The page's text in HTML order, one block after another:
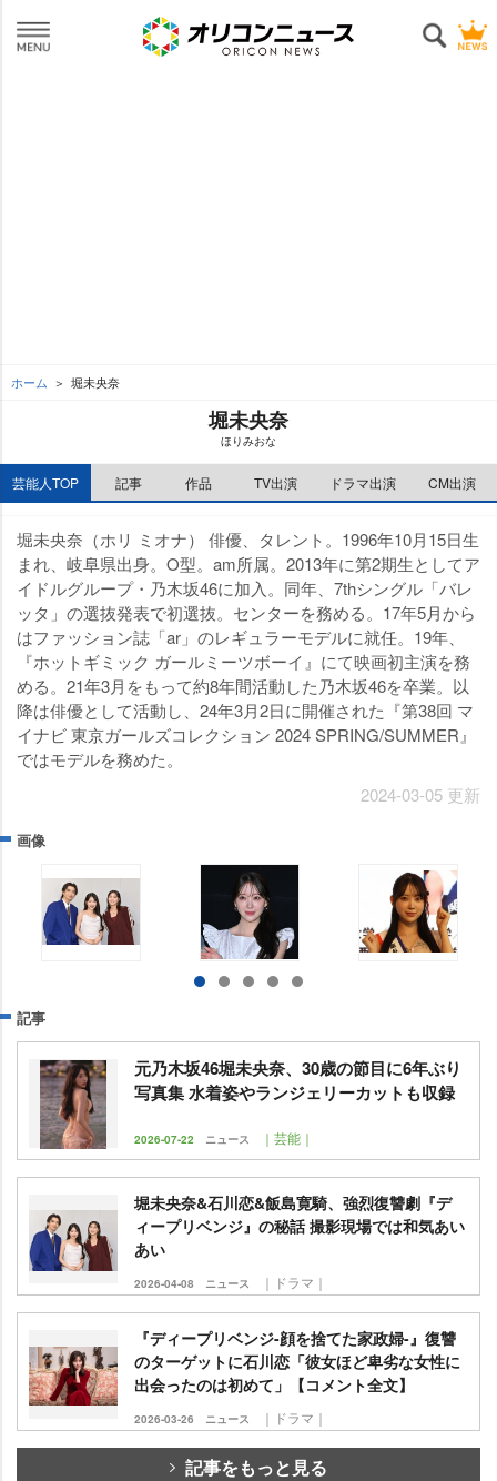
ホーム 堀未央奈
堀未央奈
ほりみおな
芸能人TOP 記事 作品 TV出演 ドラマ出演 CM出演
堀未央奈（ホリ ミオナ） 俳優、タレント。1996年10月15日生
まれ、岐阜県出身。O型。am所属。2013年に第2期生としてア
イドルグループ・乃木坂46に加入。同年、7thシングル「バレ
ッタ」の選抜発表で初選抜。センターを務める。17年5月から
はファッション誌「ar」のレギュラーモデルに就任。19年、
『ホットギミック ガールミーツボーイ』にて映画初主演を務
める。21年3月をもって約8年間活動した乃木坂46を卒業。以
降は俳優として活動し、24年3月2日に開催された『第38回 マ
イナビ 東京ガールズコレクション 2024 SPRING/SUMMER』
ではモデルを務めた。
2024-03-05 更新
画像
記事
元乃木坂46堀未央奈、30歳の節目に6年ぶり
写真集 水着姿やランジェリーカットも収録
2026-07-22 ニュース ｜芸能｜
堀未央奈&石川恋&飯島寛騎、強烈復讐劇『デ
ィープリベンジ』の秘話 撮影現場では和気あい
あい
2026-04-08 ニュース ｜ドラマ｜
『ディープリベンジ-顔を捨てた家政婦-』復讐
のターゲットに石川恋「彼女ほど卑劣な女性に
出会ったのは初めて」【コメント全文】
2026-03-26 ニュース ｜ドラマ｜
記事をもっと見る